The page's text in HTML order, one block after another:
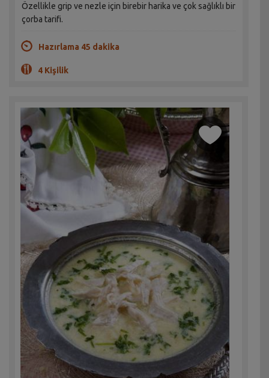
Özellikle grip ve nezle için birebir harika ve çok sağlıklı bir
çorba tarifi.
Hazırlama 45 dakika
4 Kişilik